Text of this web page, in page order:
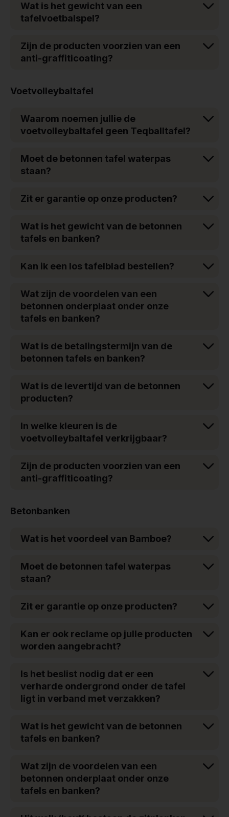
Wat is het gewicht van een
tafelvoetbalspel?
Zijn de producten voorzien van een
anti-graffiticoating?
Voetvolleybaltafel
Waarom noemen jullie de
voetvolleybaltafel geen Teqballtafel?
Moet de betonnen tafel waterpas
staan?
Zit er garantie op onze producten?
Wat is het gewicht van de betonnen
tafels en banken?
Kan ik een los tafelblad bestellen?
Wat zijn de voordelen van een
betonnen onderplaat onder onze
tafels en banken?
Wat is de betalingstermijn van de
betonnen tafels en banken?
Wat is de levertijd van de betonnen
producten?
In welke kleuren is de
voetvolleybaltafel verkrijgbaar?
Zijn de producten voorzien van een
anti-graffiticoating?
Betonbanken
Wat is het voordeel van Bamboe?
Moet de betonnen tafel waterpas
staan?
Zit er garantie op onze producten?
Kan er ook reclame op julle producten
worden aangebracht?
Is het beslist nodig dat er een
verharde ondergrond onder de tafel
ligt in verband met verzakken?
Wat is het gewicht van de betonnen
tafels en banken?
Wat zijn de voordelen van een
betonnen onderplaat onder onze
tafels en banken?